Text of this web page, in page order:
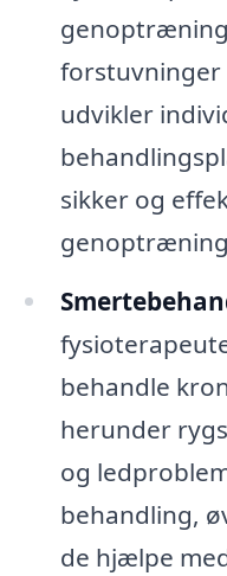
forstuvninger
udvikler
sikker og
behandle
herunder
og
behandling,
de hjælpe